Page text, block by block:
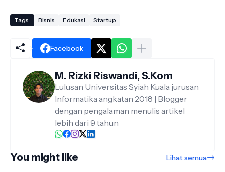
Tags: Bisnis Edukasi Startup
Facebook
M. Rizki Riswandi, S.Kom
Lulusan Universitas Syiah Kuala jurusan
Informatika angkatan 2018 | Blogger
dengan pengalaman menulis artikel
lebih dari 9 tahun
You might like Lihat semua